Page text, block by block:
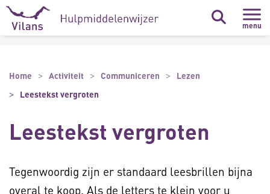
Naar hoofdinhoud
Naar footer
menu
Home Activiteit Communiceren
Lezen
Leestekst vergroten
Leestekst vergroten
Tegenwoordig zijn er standaard leesbrillen bijna
overal te koop. Als de letters te klein voor u